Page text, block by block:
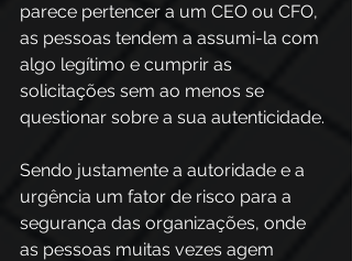
parece pertencer a um CEO ou CFO,
as pessoas tendem a assumi-la com
algo legítimo e cumprir as
solicitações sem ao menos se
questionar sobre a sua autenticidade.
Sendo justamente a autoridade e a
urgência um fator de risco para a
segurança das organizações, onde
as pessoas muitas vezes agem